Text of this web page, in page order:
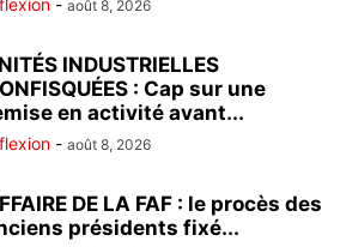
- août 8, 2026
INDUSTRIELLES
: Cap sur une
en activité avant...
- août 8, 2026
DE LA FAF : le procès des
présidents fixé...